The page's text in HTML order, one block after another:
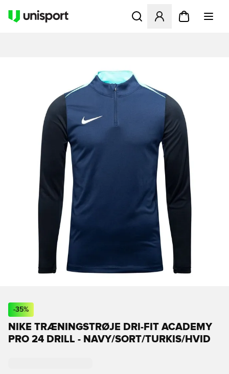
Åbner en Modal til at
-35%
NIKE TRÆNINGSTRØJE DRI-FIT ACADEMY
PRO 24 DRILL - NAVY/SORT/TURKIS/HVID